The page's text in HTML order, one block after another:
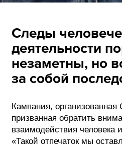
Следы
деятельности
незаметны, но
за собой
Кампания, организованная
призванная обратить
взаимодействия человека
«Такой отпечаток мы